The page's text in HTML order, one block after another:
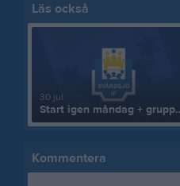
Läs också
30 jul
Start igen
Kommentera